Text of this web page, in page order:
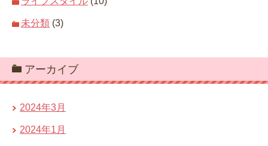
未分類 (3)
アーカイブ
2024年3月
2024年1月